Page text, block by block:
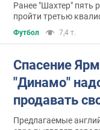
Ранее "Шахтер" пять
пройти третью
Футбол 7,4 т.
Спасение
"Динамо"
продавать
Предлагаемые